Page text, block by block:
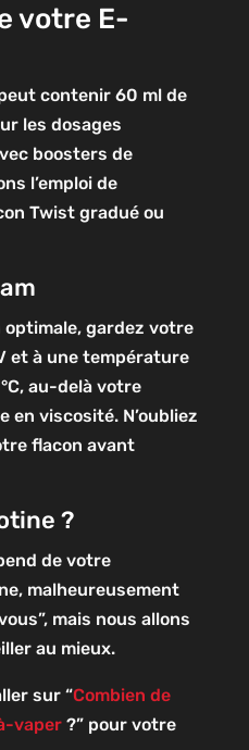
votre E-
contenir 60 ml de
les dosages
boosters de
l’emploi de
Twist gradué ou
gardez votre
et à une température
au-delà votre
en viscosité. N’oubliez
flacon avant
?
de votre
malheureusement
mais nous allons
au mieux.
sur “Combien de
vaper?” pour votre